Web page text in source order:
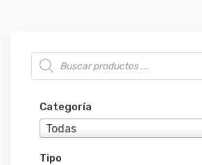
Búsqueda de productos
Categoría
Todas
Tipo